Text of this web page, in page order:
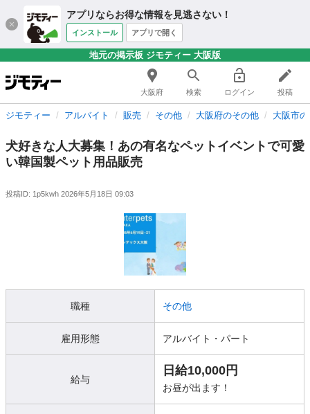
アプリならお得な情報を見逃さない！
インストール アプリで開く
地元の掲示板 ジモティー 大阪版
大阪府 検索 ログイン 投稿
ジモティー アルバイト 販売 その他 大阪府のその他 大阪市
犬好きな人大募集！あの有名なペットイベントで可愛
い韓国製ペット用品販売
投稿ID: 1p5kwh 2026年5月18日 09:03
職種 その他
雇用形態 アルバイト・パート
給与
日給10,000円
お昼が出ます！